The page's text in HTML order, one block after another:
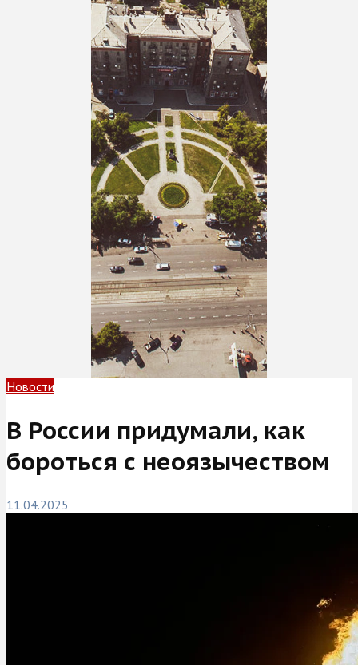
Новости
В России придумали, как
бороться с неоязычеством
11.04.2025